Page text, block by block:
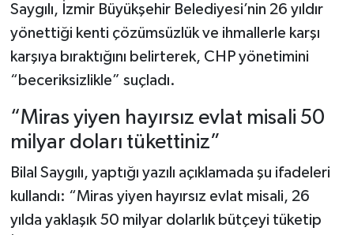
Saygılı, İzmir Büyükşehir Belediyesi’nin 26 yıldır
yönettiği kenti çözümsüzlük ve ihmallerle karşı
karşıya bıraktığını belirterek, CHP yönetimini
“beceriksizlikle” suçladı.
“Miras yiyen hayırsız evlat misali 50
milyar doları tükettiniz”
Bilal Saygılı, yaptığı yazılı açıklamada şu ifadeleri
kullandı: “Miras yiyen hayırsız evlat misali, 26
yılda yaklaşık 50 milyar dolarlık bütçeyi tüketip